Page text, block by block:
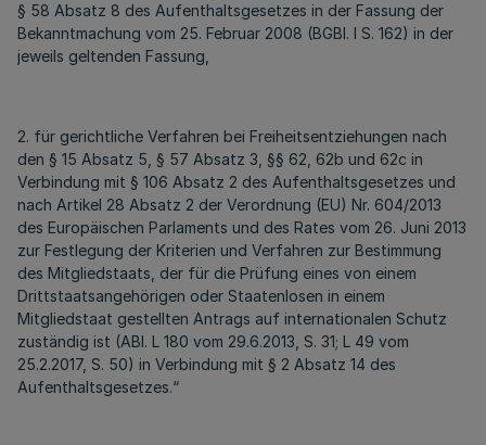
§ 58 Absatz 8 des Aufenthaltsgesetzes in der Fassung der
Bekanntmachung vom 25. Februar 2008 (BGBl. I S. 162) in der
jeweils geltenden Fassung,
2. für gerichtliche Verfahren bei Freiheitsentziehungen nach
den § 15 Absatz 5, § 57 Absatz 3, §§ 62, 62b und 62c in
Verbindung mit § 106 Absatz 2 des Aufenthaltsgesetzes und
nach Artikel 28 Absatz 2 der Verordnung (EU) Nr. 604/2013
des Europäischen Parlaments und des Rates vom 26. Juni 2013
zur Festlegung der Kriterien und Verfahren zur Bestimmung
des Mitgliedstaats, der für die Prüfung eines von einem
Drittstaatsangehörigen oder Staatenlosen in einem
Mitgliedstaat gestellten Antrags auf internationalen Schutz
zuständig ist (ABI. L 180 vom 29.6.2013, S. 31; L 49 vom
25.2.2017, S. 50) in Verbindung mit § 2 Absatz 14 des
Aufenthaltsgesetzes.“